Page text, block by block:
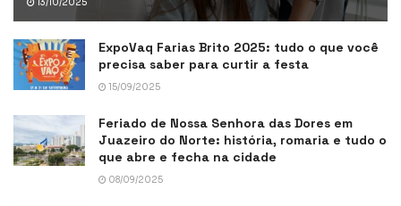
ExpoVaq Farias Brito 2025: tudo o que você
precisa saber para curtir a festa
15/09/2025
Feriado de Nossa Senhora das Dores em
Juazeiro do Norte: história, romaria e tudo o
que abre e fecha na cidade
08/09/2025